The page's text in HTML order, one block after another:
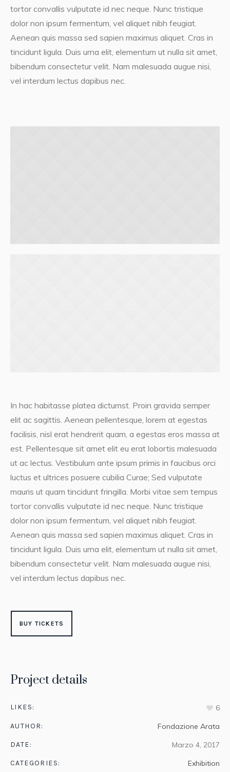
Project details
LIKES: 6
AUTHOR: Fondazione Arata
DATE: Marzo 4, 2017
CATEGORIES: Exhibition
tortor convallis vulputate id nec neque. Nunc tristique
dolor non ipsum fermentum, vel aliquet nibh feugiat.
Aenean quis massa sed sapien maximus aliquet. Cras in
tincidunt ligula. Duis urna elit, elementum ut nulla sit amet,
bibendum consectetur velit. Nam malesuada augue nisi,
vel interdum lectus dapibus nec.
In hac habitasse platea dictumst. Proin gravida semper
elit ac sagittis. Aenean pellentesque, lorem at egestas
facilisis, nisl erat hendrerit quam, a egestas eros massa at
est. Pellentesque sit amet elit eu erat lobortis malesuada
ut ac lectus. Vestibulum ante ipsum primis in faucibus orci
luctus et ultrices posuere cubilia Curae; Sed vulputate
mauris ut quam tincidunt fringilla. Morbi vitae sem tempus
tortor convallis vulputate id nec neque. Nunc tristique
dolor non ipsum fermentum, vel aliquet nibh feugiat.
Aenean quis massa sed sapien maximus aliquet. Cras in
tincidunt ligula. Duis urna elit, elementum ut nulla sit amet,
bibendum consectetur velit. Nam malesuada augue nisi,
vel interdum lectus dapibus nec.
BUY TICKETS